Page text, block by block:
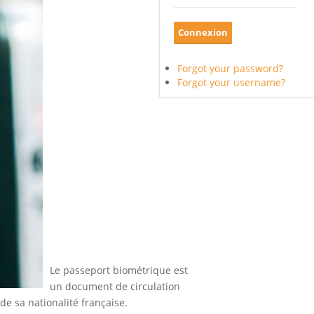
Forgot your password?
Forgot your username?
Le passeport biométrique est
un document de circulation
sa nationalité française.